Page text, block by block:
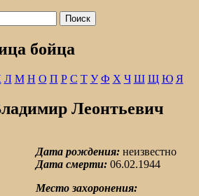
бойца
Л М Н О П Р С Т У Ф Х Ч Ш Щ Ю Я
Леонтьевич
Дата рождения: неизвестно
Дата смерти: 06.02.1944
Место захоронения: